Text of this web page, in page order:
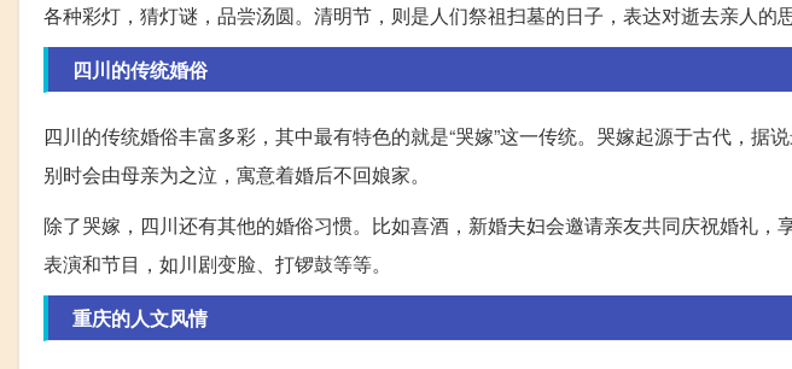
各种彩灯，猜灯谜，品尝汤圆。清明节，则是人们祭祖扫墓的日子，表达对逝去亲人的思
四川的传统婚俗
四川的传统婚俗丰富多彩，其中最有特色的就是“哭嫁”这一传统。哭嫁起源于古代，据
别时会由母亲为之泣，寓意着婚后不回娘家。
除了哭嫁，四川还有其他的婚俗习惯。比如喜酒，新婚夫妇会邀请亲友共同庆祝婚礼，
表演和节目，如川剧变脸、打锣鼓等等。
重庆的人文风情